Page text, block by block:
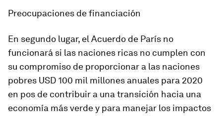
Preocupaciones de financiación
En segundo lugar, el Acuerdo de París no
funcionará si las naciones ricas no cumplen con
su compromiso de proporcionar a las naciones
pobres USD 100 mil millones anuales para 2020
en pos de contribuir a una transición hacia una
economía más verde y para manejar los impactos